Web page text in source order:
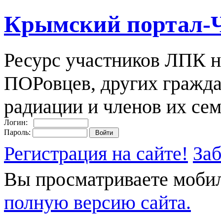
Крымский портал-
Ресурс участников ЛПК
ПОРовцев, других
радиации и членов их
Логин:
Пароль:
Регистрация на сайте!
Вы просматриваете
полную версию сайта.